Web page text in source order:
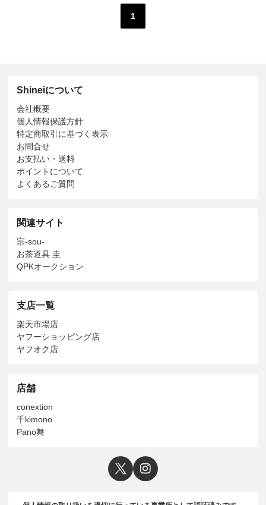
1
Shineiについて
会社概要
個人情報保護方針
特定商取引に基づく表示
お問合せ
お支払い・送料
ポイントについて
よくあるご質問
関連サイト
宗-sou-
お茶道具 圭
QPKオークション
支店一覧
楽天市場店
ヤフーショッピング店
ヤフオク店
店舗
conextion
千kimono
Pano舞